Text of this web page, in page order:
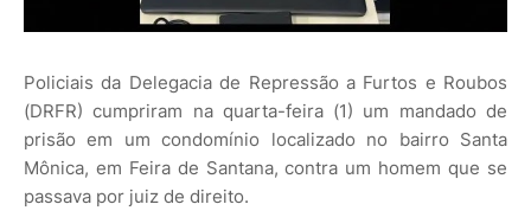
Policiais da Delegacia de Repressão a Furtos e Roubos
(DRFR) cumpriram na quarta-feira (1) um mandado de
prisão em um condomínio localizado no bairro Santa
Mônica, em Feira de Santana, contra um homem que se
passava por juiz de direito.